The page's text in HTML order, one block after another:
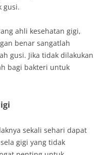
gusi.
ahli kesehatan gigi,
benar sangatlah
gusi. Jika tidak dilakukan
bagi bakteri untuk
sekali sehari dapat
gigi yang tidak